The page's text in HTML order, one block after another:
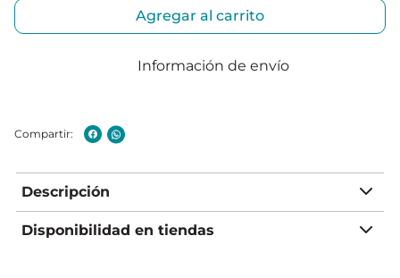
Agregar al carrito
Información de envío
Descripción
Disponibilidad en tiendas